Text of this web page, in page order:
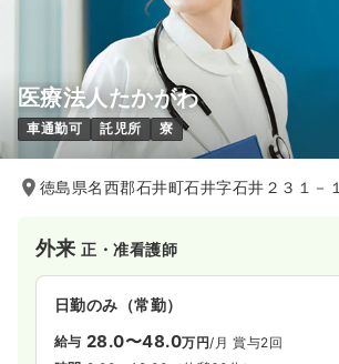
医療法人たかがわ
車通勤可 託児所 寮
徳島県名西郡石井町石井字石井２３１－１
外来正・准看護師
日勤のみ（常勤）
給与 28.0〜48.0万円/月 賞与2回